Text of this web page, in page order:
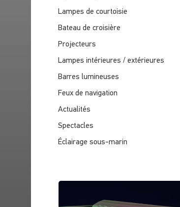
Lampes de courtoisie
Bateau de croisière
Projecteurs
Lampes intérieures / extérieures
Barres lumineuses
Feux de navigation
Actualités
Spectacles
Éclairage sous-marin